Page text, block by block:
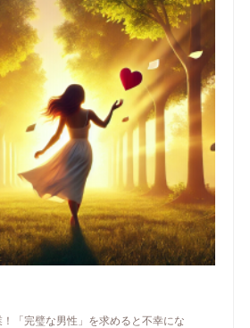
「完璧な男性」を求めると不幸にな